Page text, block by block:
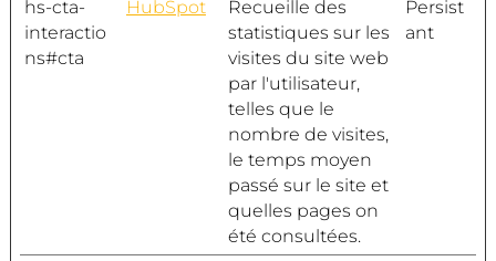
hs-cta-
interactio
ns#cta
HubSpot
Recueille des
statistiques sur les
visites du site web
par l'utilisateur,
telles que le
nombre de visites,
le temps moyen
passé sur le site et
quelles pages on
été consultées.
Persist
ant